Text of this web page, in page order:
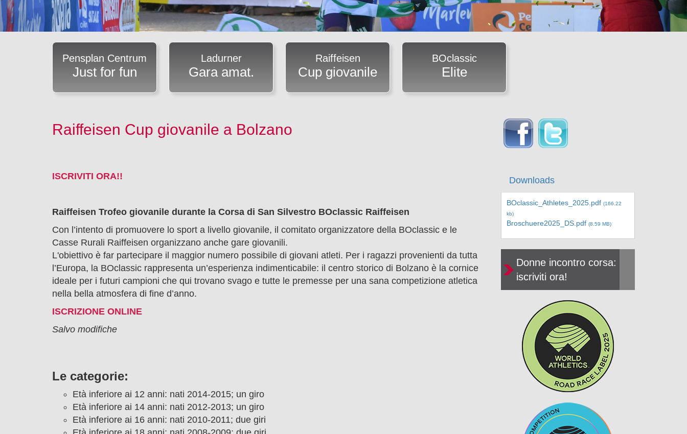
Pensplan Centrum
Just for fun
Ladurner
Gara amat.
Raiffeisen
Cup giovanile
BOclassic
Elite
Raiffeisen Cup giovanile a Bolzano
ISCRIVITI ORA!!
Raiffeisen Trofeo giovanile durante la Corsa di San Silvestro BOclassic Raiffeisen
Con l’intento di promuovere lo sport a livello giovanile, il comitato organizzatore della BOclassic e le
Casse Rurali Raiffeisen organizzano anche gare giovanili.
L'obiettivo è far partecipare il maggior numero possibile di giovani atleti. Per i ragazzi provenienti da tutta
l’Europa, la BOclassic rappresenta un’esperienza indimenticabile: il centro storico di Bolzano è la cornice
ideale per i futuri campioni che qui trovano svago e tutte le premesse per una sana competizione atletica
nella bella atmosfera di fine d’anno.
ISCRIZIONE ONLINE
Salvo modifiche
Le categorie:
Età inferiore ai 12 anni: nati 2014-2015; un giro
Età inferiore ai 14 anni: nati 2012-2013; un giro
Età inferiore ai 16 anni: nati 2010-2011; due giri
Downloads
BOclassic_Athletes_2025.pdf (166.22
kb)
Broschuere2025_DS.pdf (8.59 MB)
Donne incontro corsa:
iscriviti ora!